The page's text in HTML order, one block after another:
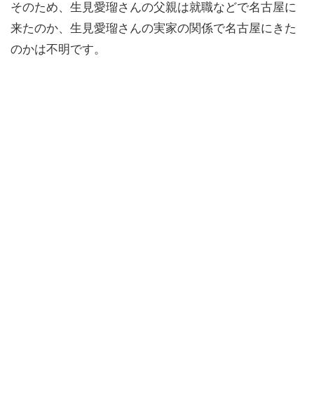
そのため、生見愛瑠さんの父親は就職などで名古屋に
来たのか、生見愛瑠さんの実家の関係で名古屋にきた
のかは不明です。